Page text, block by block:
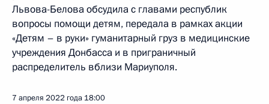
Львова-Белова обсудила с главами республик
вопросы помощи детям, передала в рамках акции
«Детям – в руки» гуманитарный груз в медицинские
учреждения Донбасса и в приграничный
распределитель вблизи Мариуполя.
7 апреля 2022 года 18:00